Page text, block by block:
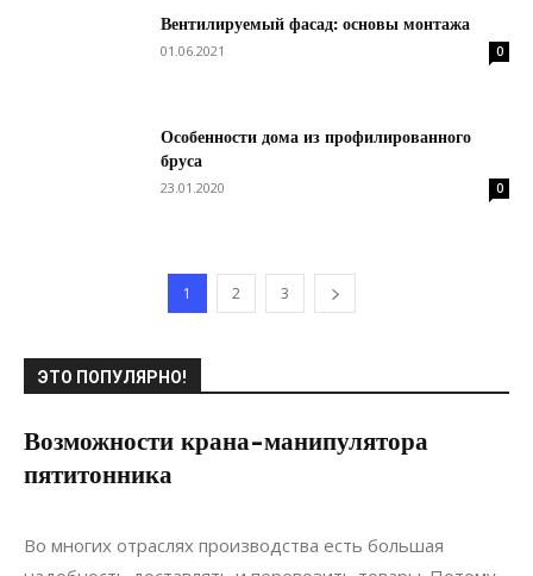
Вентилируемый фасад: основы монтажа
01.06.2021 0
Особенности дома из профилированного
бруса
23.01.2020 0
1 2 3
ЭТО ПОПУЛЯРНО!
Возможности крана-манипулятора
пятитонника
02.03.2020
Во многих отраслях производства есть большая